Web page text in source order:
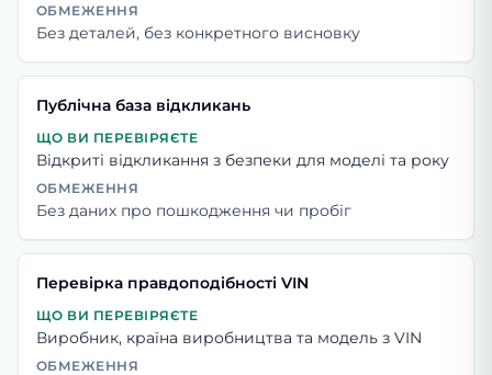
ОБМЕЖЕННЯ
Без деталей, без конкретного висновку
Публічна база відкликань
ЩО ВИ ПЕРЕВІРЯЄТЕ
Відкриті відкликання з безпеки для моделі та року
ОБМЕЖЕННЯ
Без даних про пошкодження чи пробіг
Перевірка правдоподібності VIN
ЩО ВИ ПЕРЕВІРЯЄТЕ
Виробник, країна виробництва та модель з VIN
ОБМЕЖЕННЯ